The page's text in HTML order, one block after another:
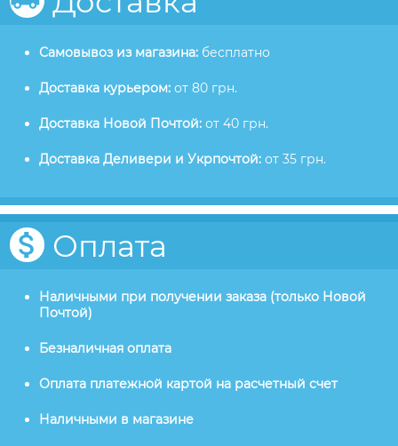
Самовывоз из магазина: бесплатно
Доставка курьером: от 80 грн.
Доставка Новой Почтой: от 40 грн.
Доставка Деливери и Укрпочтой: от 35 грн.
Оплата
Наличными при получении заказа (только Новой
Почтой)
Безналичная оплата
Оплата платежной картой на расчетный счет
Наличными в магазине